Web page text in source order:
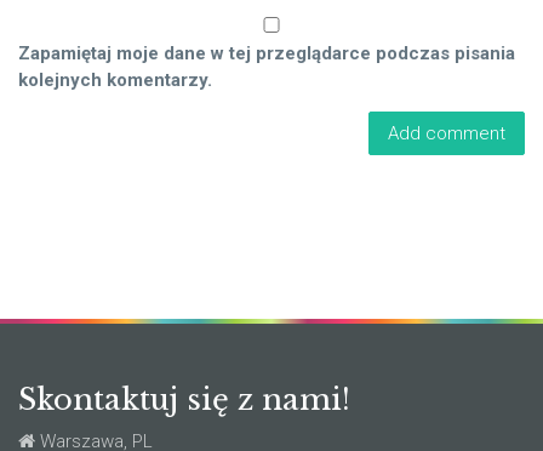
Zapamiętaj moje dane w tej przeglądarce podczas pisania
kolejnych komentarzy.
Skontaktuj się z nami!
Warszawa, PL